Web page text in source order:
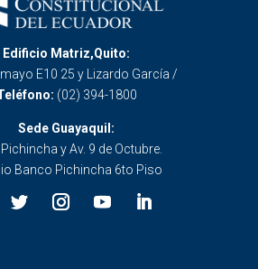
Edificio Matriz,Quito:
E10 25 y Lizardo García /
(02) 394-1800
Sede Guayaquil:
Pichincha y Av. 9 de Octubre.
Banco Pichincha 6to Piso